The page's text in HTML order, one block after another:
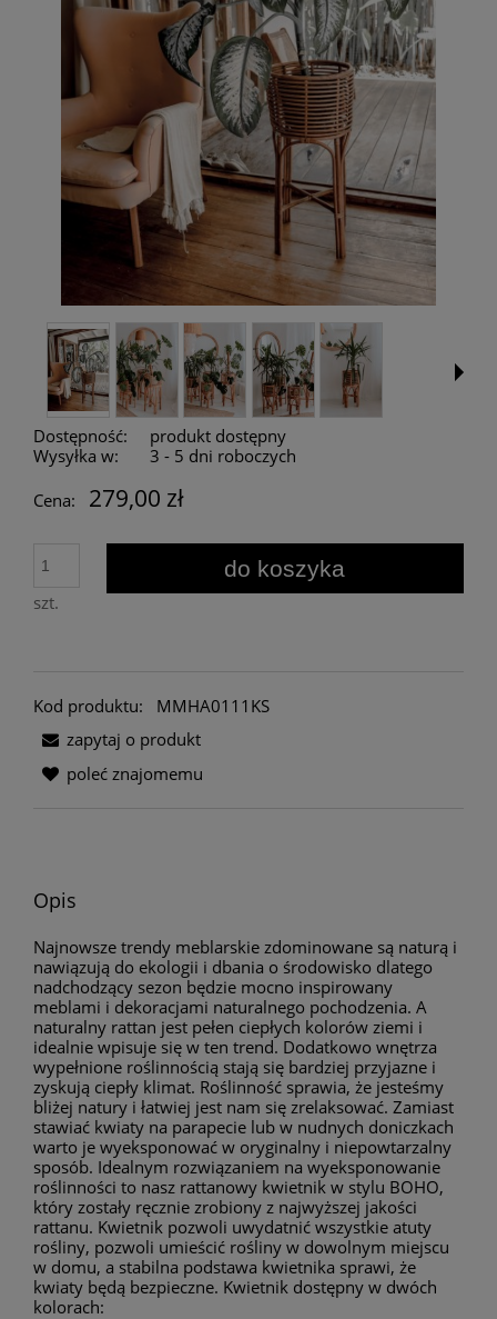
Dostępność:
produkt dostępny
Wysyłka w:
3 - 5 dni roboczych
Cena:
279,00 zł
szt.
do koszyka
Kod produktu:
MMHA0111KS
zapytaj o produkt
poleć znajomemu
Opis
Najnowsze trendy meblarskie zdominowane są naturą i
nawiązują do ekologii i dbania o środowisko dlatego
nadchodzący sezon będzie mocno inspirowany
meblami i dekoracjami naturalnego pochodzenia. A
naturalny rattan jest pełen ciepłych kolorów ziemi i
idealnie wpisuje się w ten trend. Dodatkowo wnętrza
wypełnione roślinnością stają się bardziej przyjazne i
zyskują ciepły klimat. Roślinność sprawia, że jesteśmy
bliżej natury i łatwiej jest nam się zrelaksować. Zamiast
stawiać kwiaty na parapecie lub w nudnych doniczkach
warto je wyeksponować w oryginalny i niepowtarzalny
sposób. Idealnym rozwiązaniem na wyeksponowanie
roślinności to nasz rattanowy kwietnik w stylu BOHO,
który zostały ręcznie zrobiony z najwyższej jakości
rattanu. Kwietnik pozwoli uwydatnić wszystkie atuty
rośliny, pozwoli umieścić rośliny w dowolnym miejscu
w domu, a stabilna podstawa kwietnika sprawi, że
kwiaty będą bezpieczne. Kwietnik dostępny w dwóch
kolorach: